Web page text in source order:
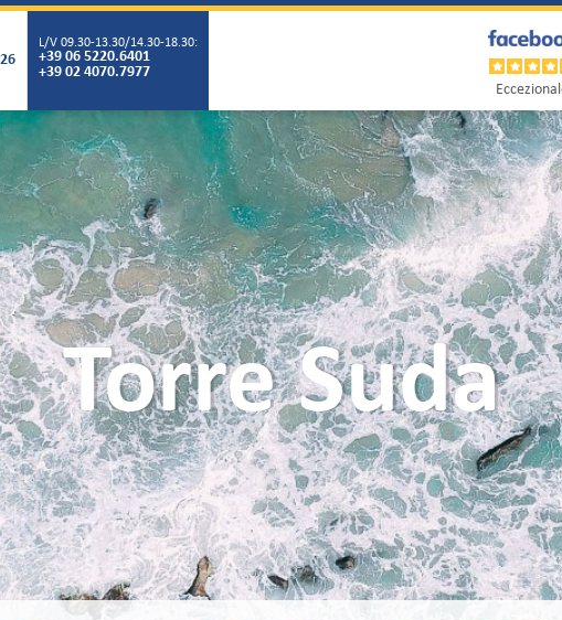
L/V 09.30-13.30/14.30-18.30:
+39 06 5220.6401
+39 02 4070.7977
Torre Suda